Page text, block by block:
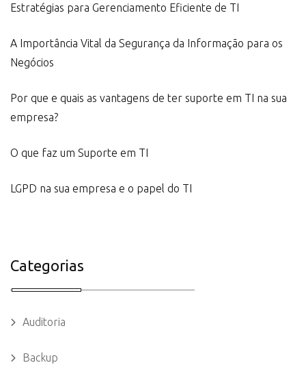
Estratégias para Gerenciamento Eficiente de TI
A Importância Vital da Segurança da Informação para os
Negócios
Por que e quais as vantagens de ter suporte em TI na sua
empresa?
O que faz um Suporte em TI
LGPD na sua empresa e o papel do TI
Categorias
Auditoria
Backup